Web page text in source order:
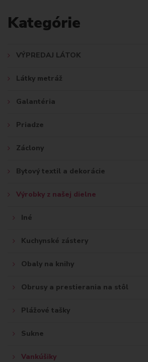
D
Kategórie
VÝPREDAJ LÁTOK
Látky metráž
Galantéria
Priadze
Záclony
Bytový textil a dekorácie
Výrobky z našej dielne
Iné
Kuchynské zástery
Obaly na knihy
Obrusy a prestierania na stôl
Plážové tašky
Sukne
Vankúšiky